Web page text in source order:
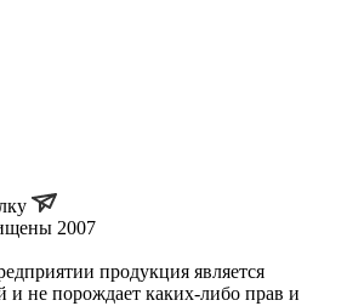
2007
продукция является
и не порождает каких-либо прав и